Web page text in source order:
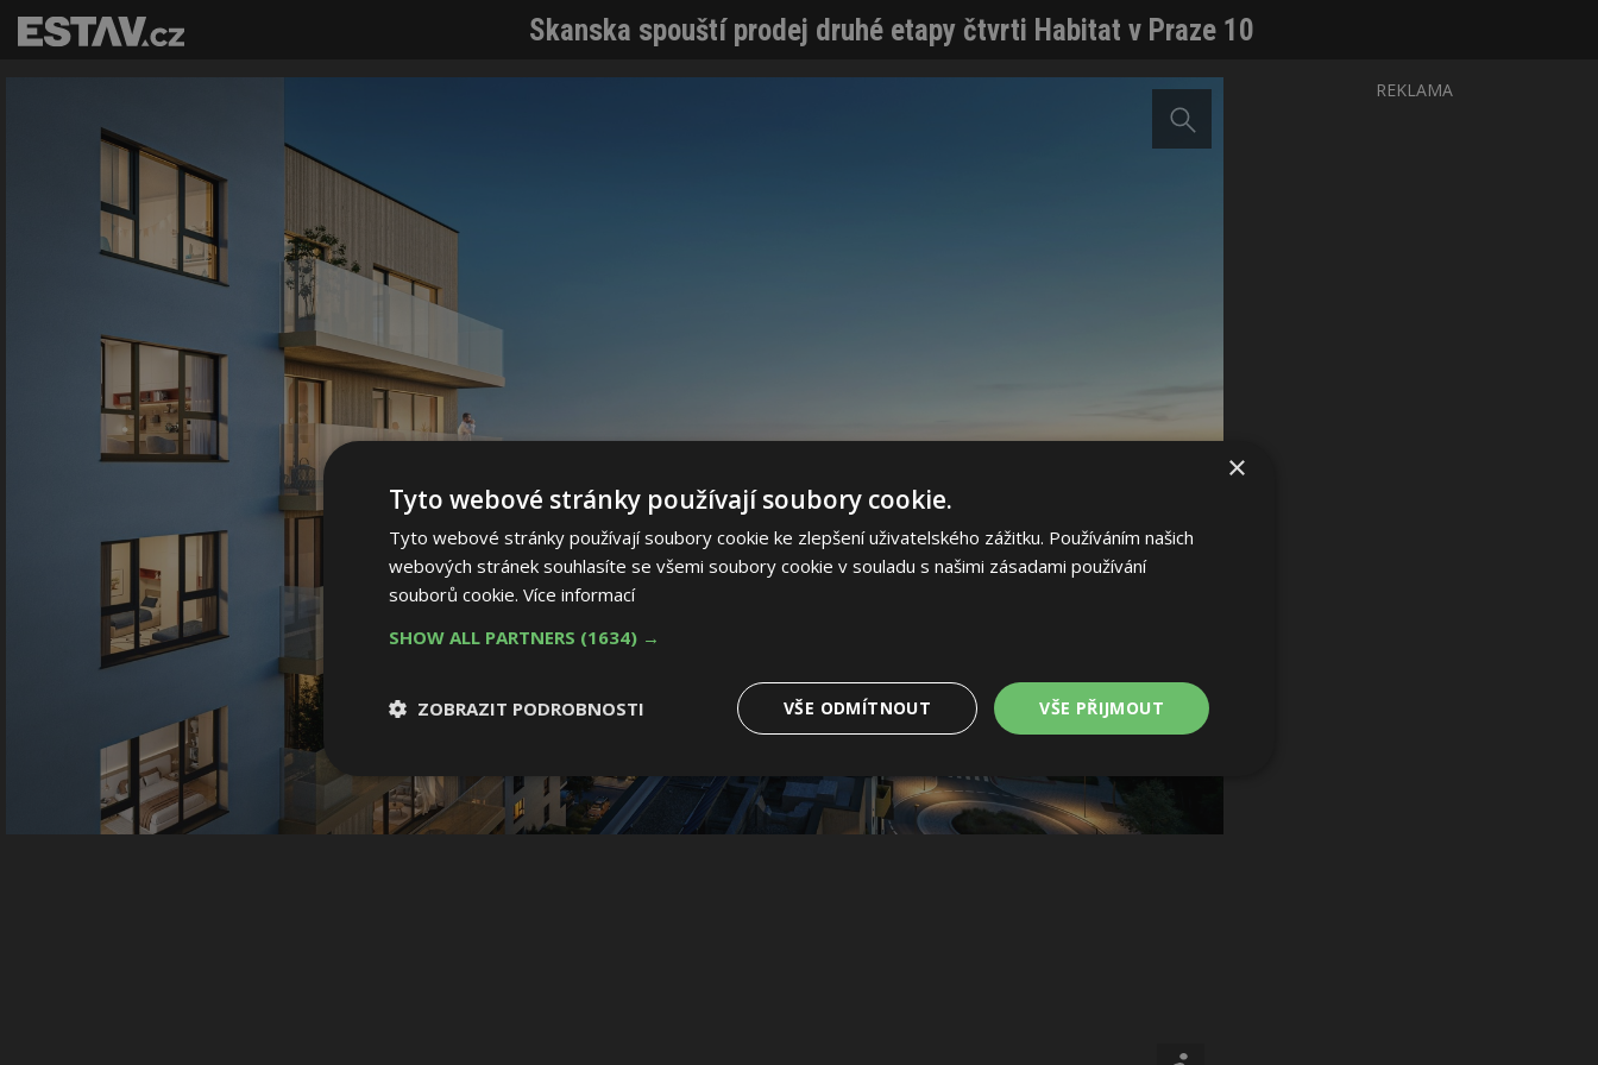
Skanska spouští prodej druhé etapy čtvrti Habitat v Praze 10
REKLAMA
×
Tyto webové stránky používají soubory cookie.
Tyto webové stránky používají soubory cookie ke zlepšení uživatelského zážitku. Používáním našich
webových stránek souhlasíte se všemi soubory cookie v souladu s našimi zásadami používání
souborů cookie. Více informací
SHOW ALL PARTNERS (1634) →
VŠE PŘIJMOUT
VŠE ODMÍTNOUT
ZOBRAZIT PODROBNOSTI
Nezbytně nutné
soubory
Výkonové
soubory
Soubory cílení Funkční soubory
Nezařazené
soubory